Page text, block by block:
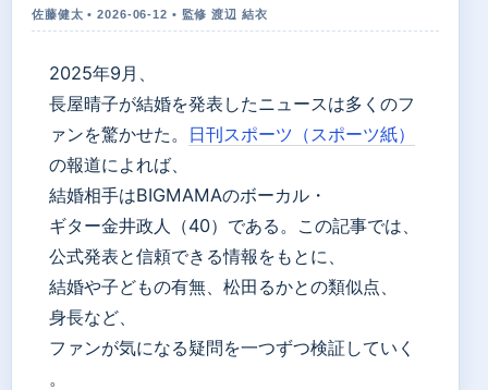
佐藤健太 • 2026-06-12 • 監修 渡辺 結衣
2025年9月、
長屋晴子が結婚を発表したニュースは多くのフ
ァンを驚かせた。 日刊スポーツ（スポーツ紙）
の報道によれば、
結婚相手はBIGMAMAのボーカル・
ギター金井政人（40）である。この記事では、
公式発表と信頼できる情報をもとに、
結婚や子どもの有無、松田るかとの類似点、
身長など、
ファンが気になる疑問を一つずつ検証していく
。